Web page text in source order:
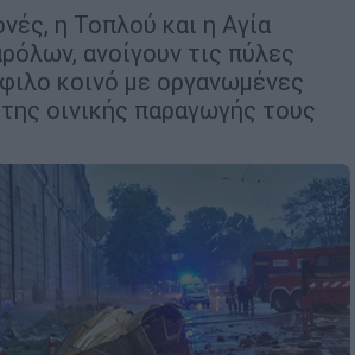
η Τοπλού και η Αγία
ανοίγουν τις πύλες
κοινό με οργανωμένες
οινικής παραγωγής τους